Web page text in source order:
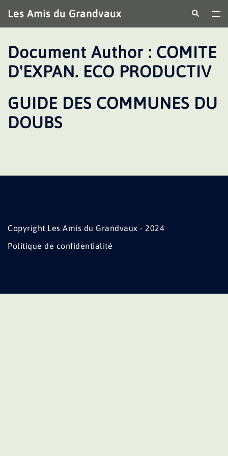
au
contenu
Les Amis du Grandvaux
le
Document Author : COMITE
D'EXPAN. ECO PRODUCTIV
GUIDE DES COMMUNES DU
DOUBS
Copyright Les Amis du Grandvaux - 2024
Politique de confidentialité